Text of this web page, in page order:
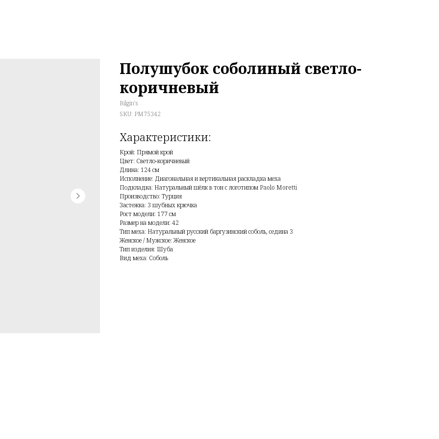
Полушубок соболиный светло-
коричневый
Bilgin's
SKU: PM75342
Крой: Прямой крой
Цвет: Светло-коричневый
Длина: 124 см
Исполнение: Диагональная и вертикальная раскладка меха
Подкладка: Натуральный шёлк в тон с логотипом Paolo Moretti
Производство: Турция
Застежка: 3 шубных крючка
Рост модели: 177 см
Размер на модели: 42
Тип меха: Натуральный русский баргузинский соболь, седина 3
Женское / Мужское: Женское
Тип изделия: Шуба
Вид меха: Соболь